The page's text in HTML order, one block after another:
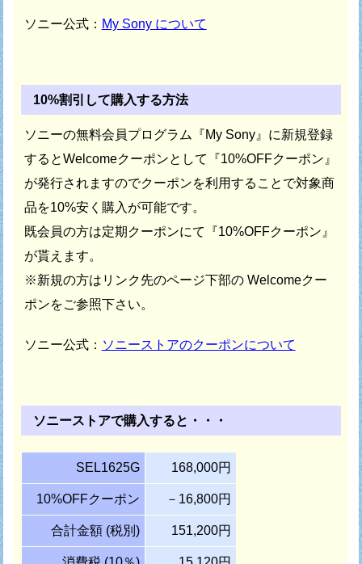
ソニー公式： My Sony について
10%割引して購入する方法
ソニーの無料会員プログラム『My Sony』に新規登録
するとWelcomeクーポンとして『10%OFFクーポン』
が発行されますのでクーポンを利用することで対象商
品を10%安く購入が可能です。
既会員の方は定期クーポンにて『10%OFFクーポン』
が貰えます。
※新規の方はリンク先のページ下部の Welcomeクー
ポンをご参照下さい。
ソニー公式： ソニーストアのクーポンについて
ソニーストアで購入すると・・・
SEL1625G 168,000円
10%OFFクーポン －16,800円
合計金額 (税別) 151,200円